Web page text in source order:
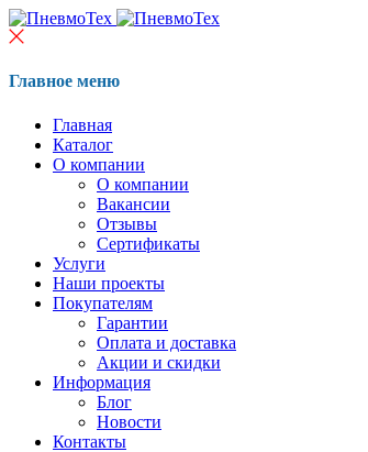
Главное меню
Главная
Каталог
О компании
О компании
Вакансии
Отзывы
Сертификаты
Услуги
Наши проекты
Покупателям
Гарантии
Оплата и доставка
Акции и скидки
Информация
Блог
Новости
Контакты